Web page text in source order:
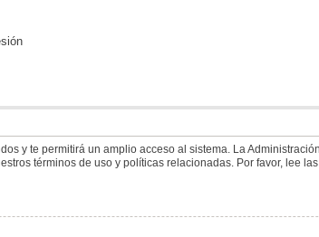
y te permitirá un amplio acceso al sistema. La
términos de uso y políticas relacionadas. Por favor, lee